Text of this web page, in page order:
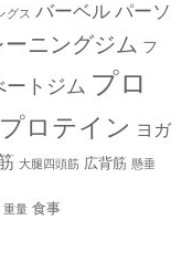
グス バーベル パーソ
ニングジム フ
ートジム プロ
ロテイン ヨガ
大腿四頭筋 広背筋 懸垂
重量 食事